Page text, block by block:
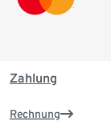
Zahlung
Rechnung